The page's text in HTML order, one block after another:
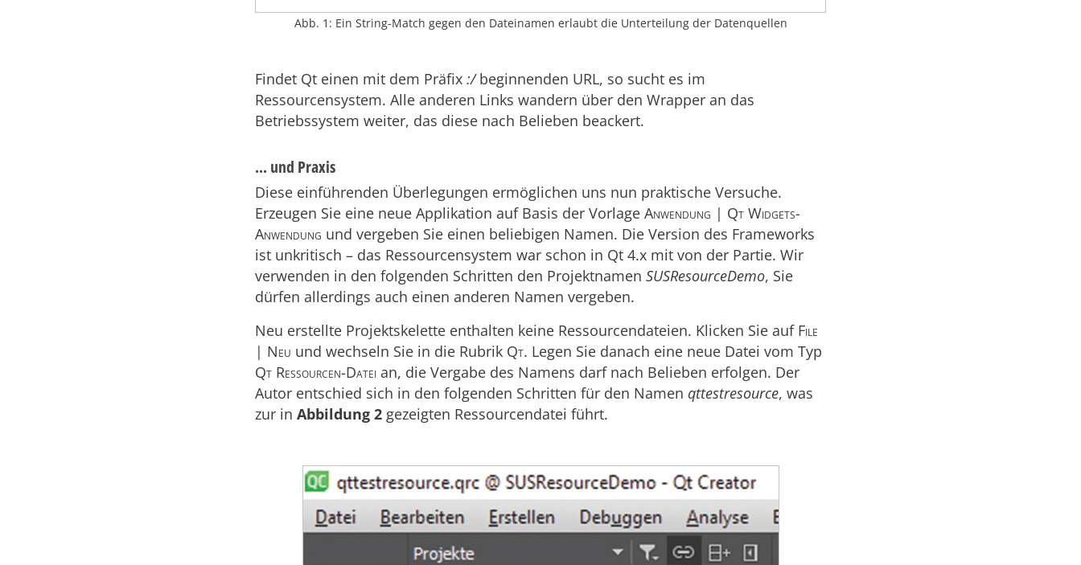
Abb. 1: Ein String-Match gegen den Dateinamen erlaubt die Unterteilung der Datenquellen
Findet Qt einen mit dem Präfix :/beginnenden URL, so sucht es im
Ressourcensystem. Alle anderen Links wandern über den Wrapper an das
Betriebssystem weiter, das diese nach Belieben beackert.
... und Praxis
Diese einführenden Überlegungen ermöglichen uns nun praktische Versuche.
Erzeugen Sie eine neue Applikation auf Basis der Vorlage Anwendung | Qt Widgets-
Anwendung und vergeben Sie einen beliebigen Namen. Die Version des Frameworks
ist unkritisch – das Ressourcensystem war schon in Qt 4.x mit von der Partie. Wir
verwenden in den folgenden Schritten den Projektnamen SUSResourceDemo, Sie
dürfen allerdings auch einen anderen Namen vergeben.
Neu erstellte Projektskelette enthalten keine Ressourcendateien. Klicken Sie auf File
| Neu und wechseln Sie in die Rubrik Qt. Legen Sie danach eine neue Datei vom Typ
Qt Ressourcen-Datei an, die Vergabe des Namens darf nach Belieben erfolgen. Der
Autor entschied sich in den folgenden Schritten für den Namen qttestresource, was
zur in Abbildung 2 gezeigten Ressourcendatei führt.